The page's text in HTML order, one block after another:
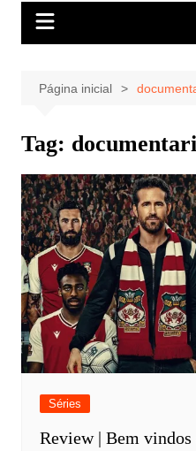
Página inicial
Tag:
Séries
Review | Bem vindos